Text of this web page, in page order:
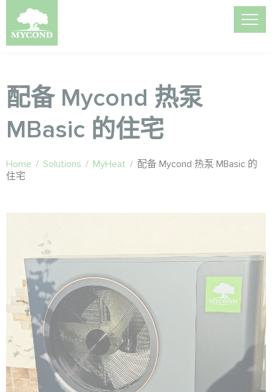
配备 Mycond 热泵
MBasic 的住宅
Home / Solutions / MyHeat / 配备 Mycond 热泵 MBasic 的
住宅